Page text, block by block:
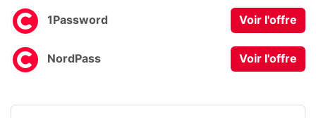
1Password Voir l'offre
NordPass Voir l'offre